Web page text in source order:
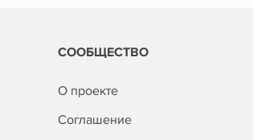
СООБЩЕСТВО
О проекте
Соглашение